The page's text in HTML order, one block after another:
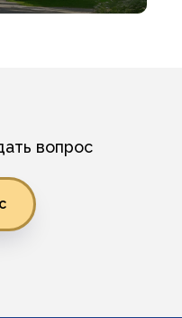
вопрос